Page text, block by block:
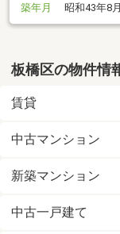
築年月
昭和43年8月
板橋区の物件情
賃貸
中古マンション
新築マンション
中古一戸建て